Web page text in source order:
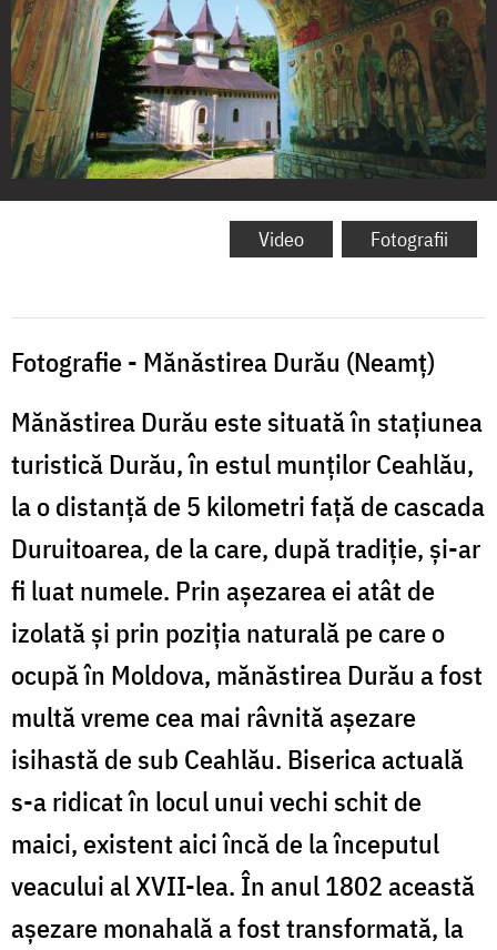
Mănăstirea
Video Fotografii
Fotografie - Mănăstirea Durău (Neamț)
Mănăstirea Durău este situată în stațiunea
turistică Durău, în estul munților Ceahlău,
la o distanță de 5 kilometri față de cascada
Duruitoarea, de la care, după tradiție, și-ar
fi luat numele. Prin așezarea ei atât de
izolată și prin poziția naturală pe care o
ocupă în Moldova, mănăstirea Durău a fost
multă vreme cea mai râvnită așezare
isihastă de sub Ceahlău. Biserica actuală
s-a ridicat în locul unui vechi schit de
maici, existent aici încă de la începutul
veacului al XVII-lea. În anul 1802 această
așezare monahală a fost transformată, la